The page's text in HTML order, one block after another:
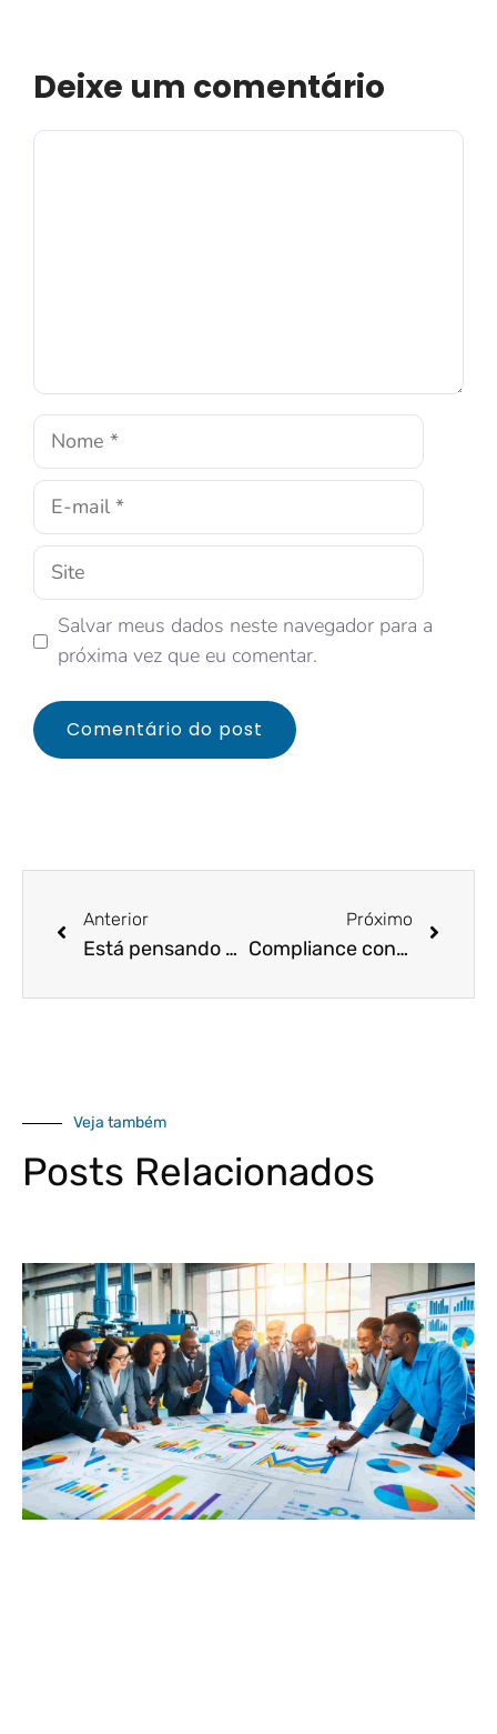
Deixe um comentário
Salvar meus dados neste navegador para a
próxima vez que eu comentar.
Anterior
Está pensando em alterar o endereço? Saiba os procedimentos e custos
Próximo
Compliance contábil: saiba a sua importância para as empresas.
Veja também
Posts Relacionados